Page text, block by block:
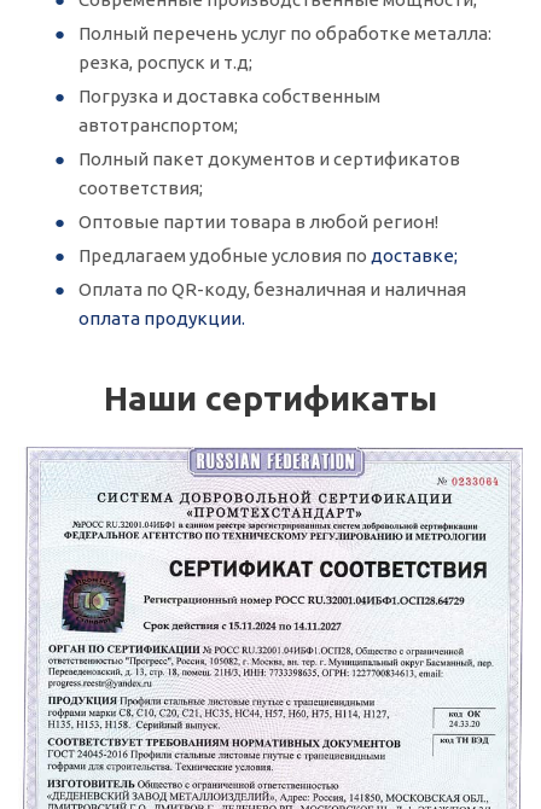
Полный перечень услуг по обработке металла:
резка, роспуск и т.д;
Погрузка и доставка собственным
автотранспортом;
Полный пакет документов и сертификатов
соответствия;
Оптовые партии товара в любой регион!
Предлагаем удобные условия по доставке;
Оплата по QR-коду, безналичная и наличная
оплата продукции.
Наши сертификаты